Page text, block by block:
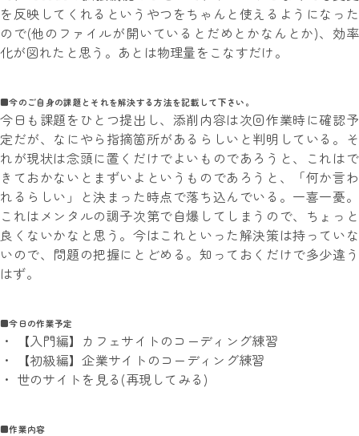
を反映してくれるというやつをちゃんと使えるようになった
ので(他のファイルが開いているとだめとかなんとか)、効率
化が図れたと思う。あとは物理量をこなすだけ。
■今のご自身の課題とそれを解決する方法を記載して下さい。
今日も課題をひとつ提出し、添削内容は次回作業時に確認予
定だが、なにやら指摘箇所があるらしいと判明している。そ
れが現状は念頭に置くだけでよいものであろうと、これはで
きておかないとまずいよというものであろうと、「何か言わ
れるらしい」と決まった時点で落ち込んでいる。一喜一憂。
これはメンタルの調子次第で自爆してしまうので、ちょっと
良くないかなと思う。今はこれといった解決策は持っていな
いので、問題の把握にとどめる。知っておくだけで多少違う
はず。
■今日の作業予定
・ 【入門編】カフェサイトのコーディング練習
・ 【初級編】企業サイトのコーディング練習
・ 世のサイトを見る(再現してみる)
■作業内容